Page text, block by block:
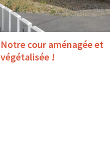
Notre cour aménagée et
végétalisée !